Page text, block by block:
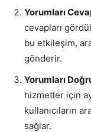
Yorumları
cevapları
bu etkileşim,
gönderir.
Yorumları
hizmetler için
kullanıcıların
sağlar.